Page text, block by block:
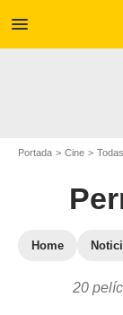
menu
Portada Cine
Home
20